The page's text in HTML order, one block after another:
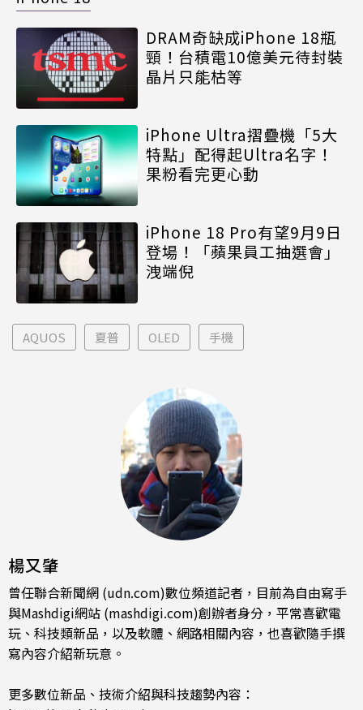
DRAM奇缺成iPhone 18瓶
頸！台積電10億美元待封裝
晶片只能枯等
iPhone Ultra摺疊機「5大
特點」配得起Ultra名字！
果粉看完更心動
iPhone 18 Pro有望9月9日
登場！「蘋果員工抽選會」
洩端倪
AQUOS 夏普 OLED 手機
楊又肇
曾任聯合新聞網 (udn.com)數位頻道記者，目前為自由寫手
與Mashdigi網站 (mashdigi.com)創辦者身分，平常喜歡電
玩、科技類新品，以及軟體、網路相關內容，也喜歡隨手撰
寫內容介紹新玩意。
更多數位新品、技術介紹與科技趨勢內容：